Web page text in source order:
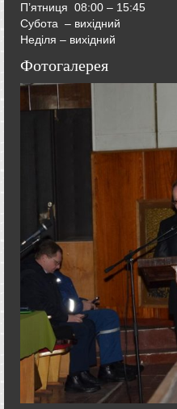
П’ятниця 08:00 – 15:45
Субота – вихідний
Неділя – вихідний
Фотогалерея